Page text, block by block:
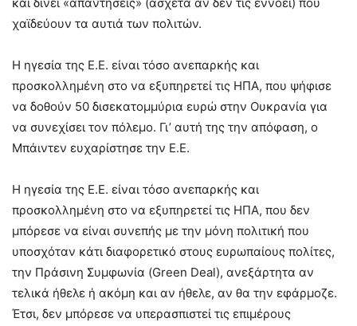
χαϊδεύουν τα αυτιά των πολιτών.
Η ηγεσία της Ε.Ε. είναι τόσο ανεπαρκής και
προσκολλημένη στο να εξυπηρετεί τις ΗΠΑ, που ψήφισε
να δοθούν 50 δισεκατομμύρια ευρώ στην Ουκρανία για
να συνεχίσει τον πόλεμο. Γι’ αυτή της την απόφαση, ο
Μπάιντεν ευχαρίστησε την Ε.Ε.
Η ηγεσία της Ε.Ε. είναι τόσο ανεπαρκής και
προσκολλημένη στο να εξυπηρετεί τις ΗΠΑ, που δεν
μπόρεσε να είναι συνεπής με την μόνη πολιτική που
υποσχόταν κάτι διαφορετικό στους ευρωπαίους πολίτες,
την Πράσινη Συμφωνία (Green Deal), ανεξάρτητα αν
τελικά ήθελε ή ακόμη και αν ήθελε, αν θα την εφάρμοζε.
Έτσι, δεν μπόρεσε να υπερασπιστεί τις επιμέρους